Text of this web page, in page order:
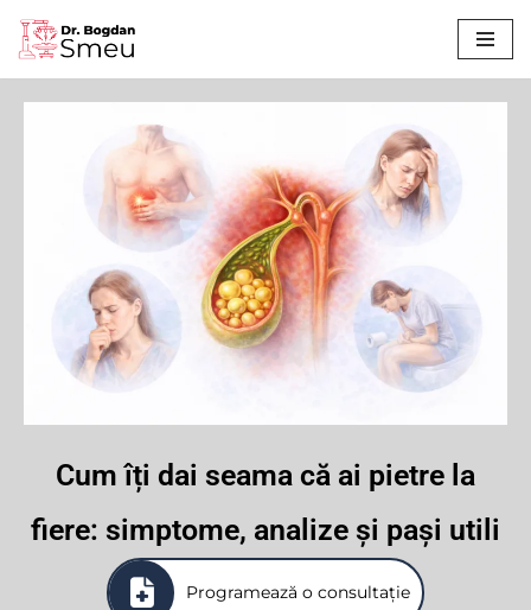
Sari
Cum îți dai seama că ai pietre la
fiere: simptome, analize și pași utili
Programează o consultație